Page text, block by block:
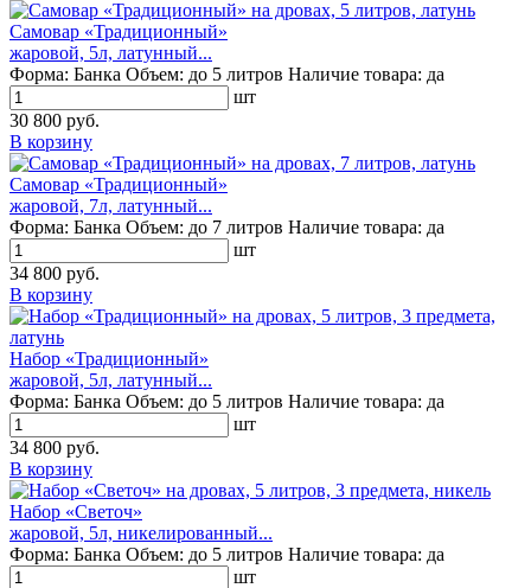
Самовар «Традиционный»
жаровой, 5л, латунный...
Форма: Банка Объем: до 5 литров Наличие товара: да
шт
30 800 руб.
В корзину
Самовар «Традиционный»
жаровой, 7л, латунный...
Форма: Банка Объем: до 7 литров Наличие товара: да
шт
34 800 руб.
В корзину
Набор «Традиционный»
жаровой, 5л, латунный...
Форма: Банка Объем: до 5 литров Наличие товара: да
шт
34 800 руб.
В корзину
Набор «Светоч»
жаровой, 5л, никелированный...
Форма: Банка Объем: до 5 литров Наличие товара: да
шт